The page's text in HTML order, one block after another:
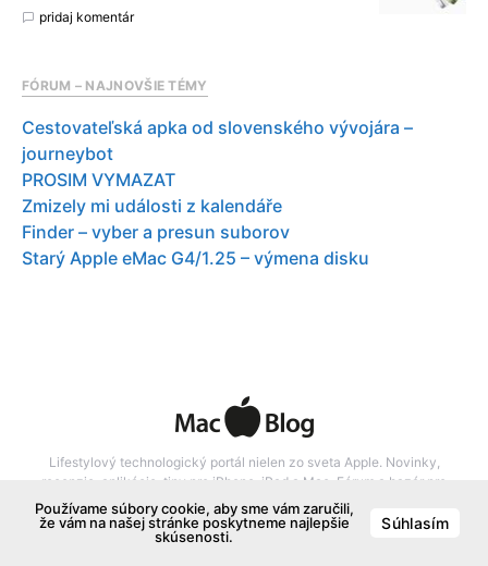
pridaj komentár
FÓRUM – NAJNOVŠIE TÉMY
Cestovateľská apka od slovenského vývojára –
journeybot
PROSIM VYMAZAT
Zmizely mi události z kalendáře
Finder – vyber a presun suborov
Starý Apple eMac G4/1.25 – výmena disku
Lifestylový technologický portál nielen zo sveta Apple. Novinky,
recenzie, aplikácie, tipy pre iPhone, iPad a Mac. Fórum a bazár pre
produkty Apple.
Zásady ochrany osobných údajov
Používame súbory cookie, aby sme vám zaručili,
že vám na našej stránke poskytneme najlepšie
skúsenosti.
Súhlasím